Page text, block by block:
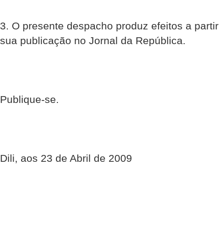
3. O presente despacho produz efeitos a
sua publicação no Jornal da República.
Publique-se.
Dili, aos 23 de Abril de 2009